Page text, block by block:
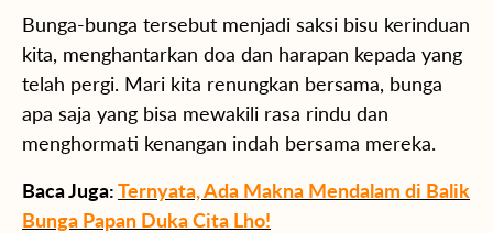
Bunga-bunga tersebut menjadi saksi bisu kerinduan
kita, menghantarkan doa dan harapan kepada yang
telah pergi. Mari kita renungkan bersama, bunga
apa saja yang bisa mewakili rasa rindu dan
menghormati kenangan indah bersama mereka.
Baca Juga:Ternyata, Ada Makna Mendalam di Balik
Bunga Papan Duka Cita Lho!